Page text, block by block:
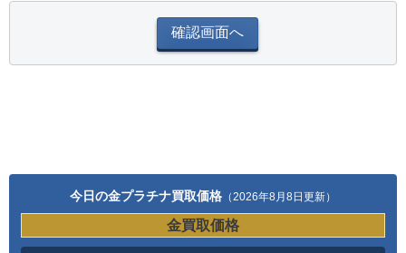
今日の金プラチナ買取価格 （2026年8月8日更新）
金買取価格